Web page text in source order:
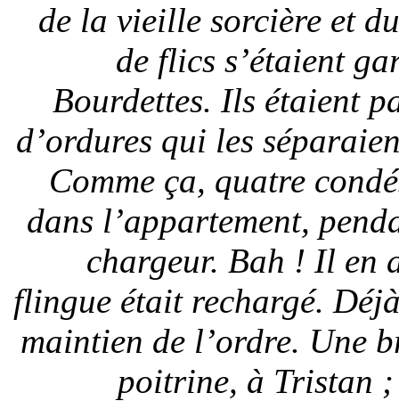
de la vieille sorcière et
de flics s’étaient
Bourdettes. Ils étaient
d’ordures qui les
Comme ça, quatre
dans l’appartement,
chargeur. Bah ! Il en
flingue était rechargé.
maintien de l’ordre. Une
poitrine, à Tristan ;